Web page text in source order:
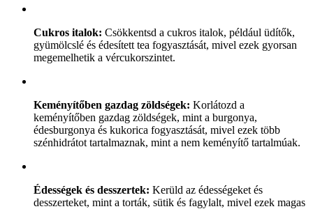
Cukros italok: Csökkentsd a cukros italok, például üdítők,
gyümölcslé és édesített tea fogyasztását, mivel ezek gyorsan
megemelhetik a vércukorszintet.
Keményítőben gazdag zöldségek: Korlátozd a
keményítőben gazdag zöldségek, mint a burgonya,
édesburgonya és kukorica fogyasztását, mivel ezek több
szénhidrátot tartalmaznak, mint a nem keményítő tartalmúak.
Édességek és desszertek: Kerüld az édességeket és
desszerteket, mint a torták, sütik és fagylalt, mivel ezek magas